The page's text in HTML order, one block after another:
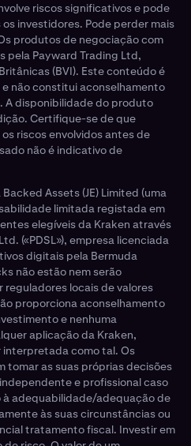
riscos significativos e pode
investidores. Pode perder mais
produtos de negociação com
pela Payward Trading Ltd,
(BVI). Este conteúdo é
não constitui aconselhamento
A disponibilidade do produto
Certifique-se de que
riscos envolvidos antes de
não é indicativo de
Assets (JE) Limited (uma
limitada registada em
elegíveis da Kraken através
(«PDSL»), empresa licenciada
digitais pela Bermuda
não estão nem serão
locais de valores
proporciona aconselhamento
e nenhuma
aplicação da Kraken,
como tal. Os
tomar as suas próprias decisões
e profissional caso
adequabilidade/adequação de
às suas circunstâncias ou
tratamento fiscal. Investir em